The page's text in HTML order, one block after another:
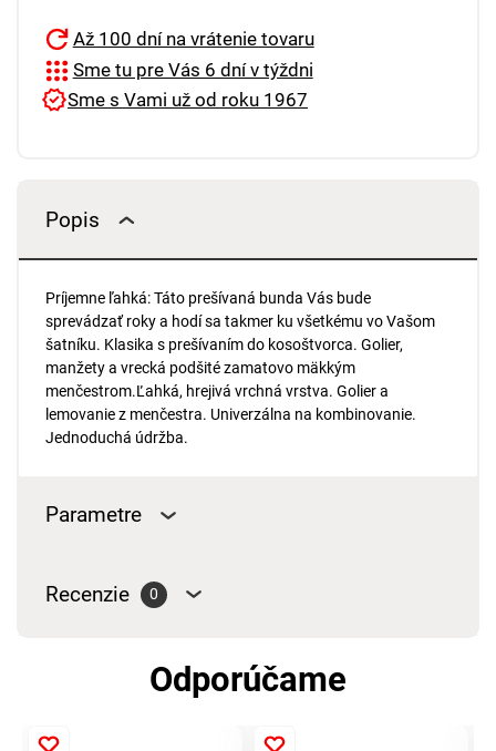
Až 100 dní na vrátenie tovaru
Sme tu pre Vás 6 dní v týždni
Sme s Vami už od roku 1967
Popis
Príjemne ľahká: Táto prešívaná bunda Vás bude
sprevádzať roky a hodí sa takmer ku všetkému vo Vašom
šatníku. Klasika s prešívaním do kosoštvorca. Golier,
manžety a vrecká podšité zamatovo mäkkým
menčestrom.Ľahká, hrejivá vrchná vrstva. Golier a
lemovanie z menčestra. Univerzálna na kombinovanie.
Jednoduchá údržba.
Parametre
Recenzie 0
Odporúčame